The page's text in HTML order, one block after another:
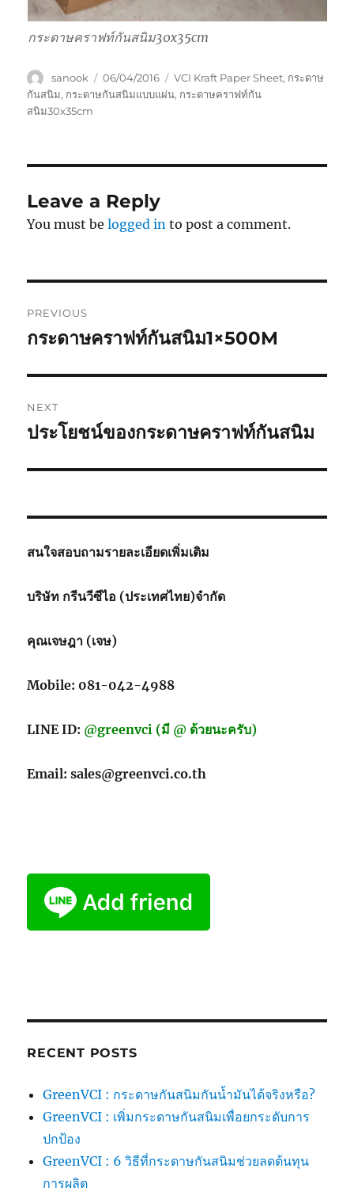
กระดาษคราฟท์กันสนิม30x35cm
Author
sanook
Posted
on
06/04/2016 Tags
VCI Kraft Paper Sheet, กระดาษ
กันสนิม, กระดาษกันสนิมแบบแผ่น, กระดาษคราฟท์กัน
สนิม30x35cm
Leave a Reply
You must belogged in to post a comment.
navigation
PREVIOUS
Previous
กระดาษคราฟท์กันสนิม1×500M
NEXT
Next
ประโยชน์ของกระดาษคราฟท์กันสนิม
สนใจสอบถามรายละเอียดเพิ่มเติม
บริษัท กรีนวีซีไอ (ประเทศไทย)จำกัด
คุณเจษฎา (เจษ)
Mobile: 081-042-4988
LINE ID: @greenvci (มี @ ด้วยนะครับ)
Email: sales@greenvci.co.th
RECENT POSTS
GreenVCI : กระดาษกันสนิมกันน้ำมันได้จริงหรือ?
GreenVCI : เพิ่มกระดาษกันสนิมเพื่อยกระดับการ
ปกป้อง
GreenVCI : 6 วิธีที่กระดาษกันสนิมช่วยลดต้นทุน
การผลิต